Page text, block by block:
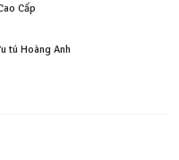
Cấp
tú Hoàng Anh